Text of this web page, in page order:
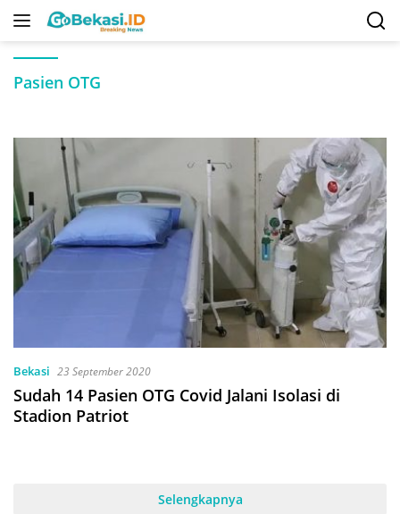
Langsung
Pasien OTG
Bekasi 23 September 2020
Sudah 14 Pasien OTG Covid Jalani Isolasi di
Stadion Patriot
Selengkapnya